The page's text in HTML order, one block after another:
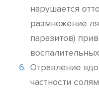
нарушается
размножение
паразитов)
Отравление
частности